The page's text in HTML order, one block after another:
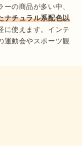
の商品が多い中、
ナチュラル系配色以
に使えます。インテ
運動会やスポーツ観